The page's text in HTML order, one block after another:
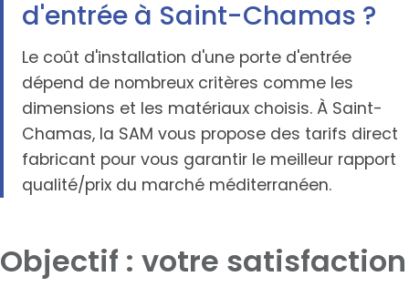
d'entrée à Saint-Chamas ?
Le coût d'installation d'une porte d'entrée
dépend de nombreux critères comme les
dimensions et les matériaux choisis. À Saint-
Chamas, la SAM vous propose des tarifs direct
fabricant pour vous garantir le meilleur rapport
qualité/prix du marché méditerranéen.
Objectif : votre satisfaction